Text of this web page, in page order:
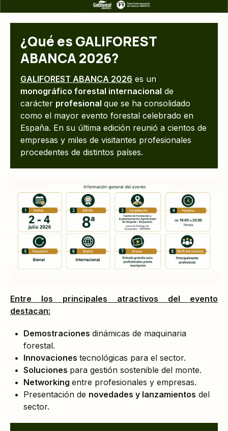
¿Qué es GALIFOREST
ABANCA 2026?
GALIFOREST ABANCA 2026 es un
monográfico forestal internacional de
carácter profesional que se ha consolidado
como el mayor evento forestal celebrado en
España. En su última edición reunió a cientos de
empresas y miles de visitantes profesionales
procedentes de distintos países.
Entre los principales atractivos del evento
destacan:
Demostraciones dinámicas de maquinaria
forestal.
Innovaciones tecnológicas para el sector.
Soluciones para gestión sostenible del monte.
Networking entre profesionales y empresas.
Presentación de novedades y lanzamientos del
sector.